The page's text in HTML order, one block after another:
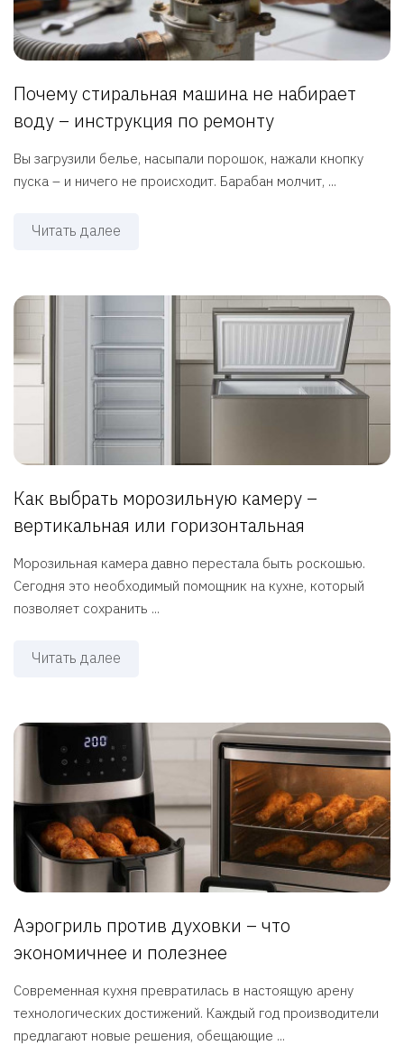
Почему стиральная машина не набирает
воду – инструкция по ремонту
Вы загрузили белье, насыпали порошок, нажали кнопку
пуска – и ничего не происходит. Барабан молчит, ...
Читать далее
Как выбрать морозильную камеру –
вертикальная или горизонтальная
Морозильная камера давно перестала быть роскошью.
Сегодня это необходимый помощник на кухне, который
позволяет сохранить ...
Читать далее
Аэрогриль против духовки – что
экономичнее и полезнее
Современная кухня превратилась в настоящую арену
технологических достижений. Каждый год производители
предлагают новые решения, обещающие ...